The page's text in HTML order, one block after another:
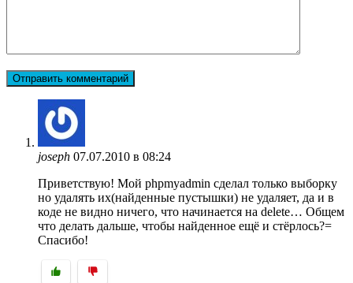
joseph 07.07.2010 в 08:24
Приветствую! Мой phpmyadmin сделал только выборку
но удалять их(найденные пустышки) не удаляет, да и в
коде не видно ничего, что начинается на delete… Общем
что делать дальше, чтобы найденное ещё и стёрлось?=
Спасибо!